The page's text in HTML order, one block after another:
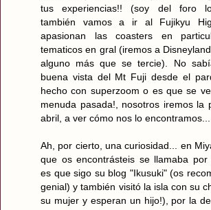
tus experiencias!! (soy del foro
también vamos a ir al Fujikyu
apasionan las coasters en
tematicos en gral (iremos a
alguno más que se tercie). No
buena vista del Mt Fuji desde el
hecho con superzoom o es que se
menuda pasada!, nosotros iremos la
abril, a ver cómo nos lo encontramos...
Ah, por cierto, una curiosidad... en
que os encontrásteis se llamaba por
es que sigo su blog "Ikusuki" (os
genial) y también visitó la isla con su
su mujer y esperan un hijo!), por la